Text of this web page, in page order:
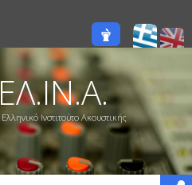
ΕΛ.ΙΝ.Α.
Ελληνικό Ινστιτούτο Ακουστικής